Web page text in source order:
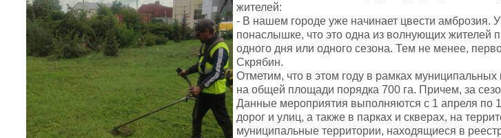
жителей:
- В нашем городе уже начинает цвести амброзия.
понаслышке, что это одна из волнующих жителей
одного дня или одного сезона. Тем не менее,
Скрябин.
Отметим, что в этом году в рамках муниципальных
на общей площади порядка 700 га. Причем, за
Данные мероприятия выполняются с 1 апреля по
дорог и улиц, а также в парках и скверах, на
муниципальные территории, находящиеся в